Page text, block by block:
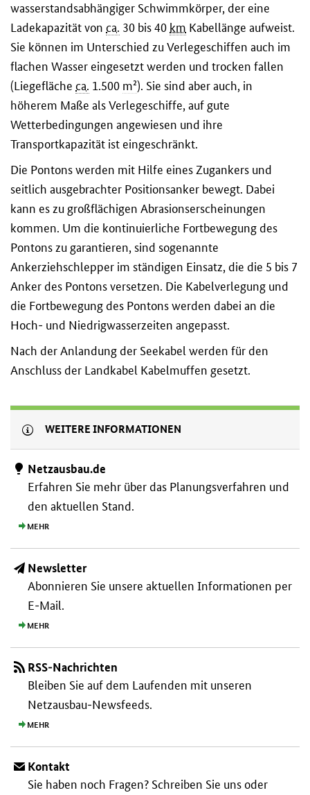
wasserstandsabhängiger Schwimmkörper, der eine
Ladekapazität von ca. 30 bis 40 km Kabellänge aufweist.
Sie können im Unterschied zu Verlegeschiffen auch im
flachen Wasser eingesetzt werden und trocken fallen
(Liegefläche ca. 1.500 m²). Sie sind aber auch, in
höherem Maße als Verlegeschiffe, auf gute
Wetterbedingungen angewiesen und ihre
Transportkapazität ist eingeschränkt.
Die Pontons werden mit Hilfe eines Zugankers und
seitlich ausgebrachter Positionsanker bewegt. Dabei
kann es zu großflächigen Abrasionserscheinungen
kommen. Um die kontinuierliche Fortbewegung des
Pontons zu garantieren, sind sogenannte
Ankerziehschlepper im ständigen Einsatz, die die 5 bis 7
Anker des Pontons versetzen. Die Kabelverlegung und
die Fortbewegung des Pontons werden dabei an die
Hoch- und Niedrigwasserzeiten angepasst.
Nach der Anlandung der Seekabel werden für den
Anschluss der Landkabel Kabelmuffen gesetzt.
WEITERE INFORMATIONEN
Netzausbau.de
Erfahren Sie mehr über das Planungs­verfahren und
den aktuellen Stand.
MEHR
Newsletter
Abonnieren Sie unsere aktuellen Informationen per
E-Mail.
MEHR
RSS-Nachrichten
Bleiben Sie auf dem Laufenden mit unseren
Netzausbau-Newsfeeds.
MEHR
Kontakt
Sie haben noch Fragen? Schreiben Sie uns oder